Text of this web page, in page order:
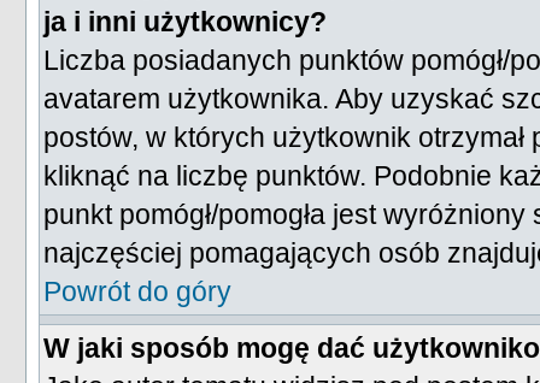
ja i inni użytkownicy?
Liczba posiadanych punktów pomógł/
avatarem użytkownika. Aby uzyskać
postów, w których użytkownik
kliknąć na liczbę punktów. Podobnie
punkt pomógł/pomogła jest
najczęściej pomagających osób
Powrót do góry
W jaki sposób mogę dać